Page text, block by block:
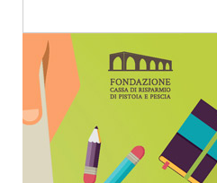
Giornata
Rifugiato
LEGGI NEWS
Terremoto in
interventi
LEGGI NEWS